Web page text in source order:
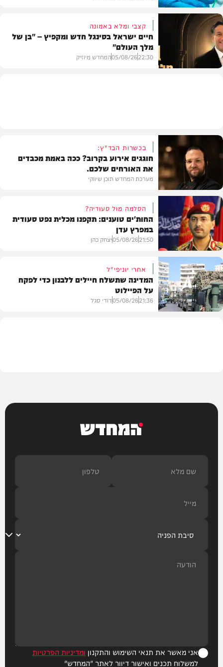
בריאות
קצבי ומלא באמונה
חיים ישראל בסינגל חדש ומקפיץ – "בן של
מלך העולם"
22:30
05/08/26המחדש מיוזיק
תוכן שיווקי
בכשרות הבד"ץ:
חוגגים אירוע בקרוב? ככה באמת מכבדים
את האורחים שלכם.
מערכת המחדש תוכן שיווקי
צבא וביטחון
הסלמה מול סעודיה?
החות'ים טוענים: תקפנו מכלית נפט סעודית
במפרץ עדן
21:50
05/08/26יצחק כהן
אחרי יוניפי"ל
המדינה שתשלח חיילים ללבנון כדי לפקח
על הפיילוט
21:36
05/08/26דודי סגל
המחדש
אני מאשר את תנאי השימוש והתקנון ומדיניות הפרטיות
למשלוח תכנים ואישור דיוור לאתר "המחדש"